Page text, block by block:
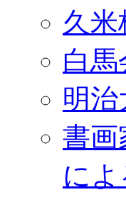
久米
白
明
書画
によ